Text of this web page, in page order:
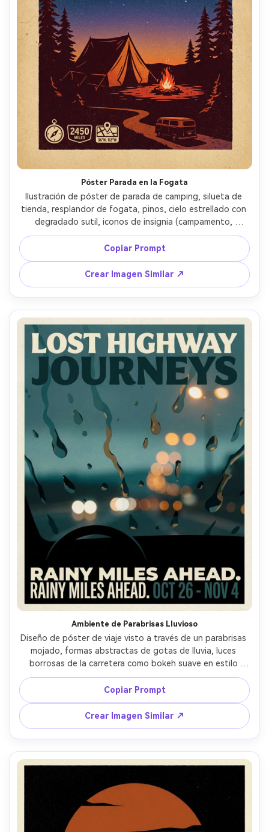
Póster Parada en la Fogata
Ilustración de póster de parada de camping, silueta de
tienda, resplandor de fogata, pinos, cielo estrellado con
degradado sutil, iconos de insignia (campamento,
kilómetros, coordenadas), luces cálidas color brasa sobre
azul profundo, textura de papel e impresión entintada,
título audaz slab-serif con subtítulo estampado, lente
de 85mm, poca profundidad de campo --ar 4:5
Copiar Prompt
Crear Imagen Similar ↗
Ambiente de Parabrisas Lluvioso
Diseño de póster de viaje visto a través de un parabrisas
mojado, formas abstractas de gotas de lluvia, luces
borrosas de la carretera como bokeh suave en estilo
gráfico, paleta azul verdoso y ámbar, silueta minimalista
de tablero abajo, tipografía cinematográfica, textura
mate de impresión, maquetación moderna, lente de
85mm, poca profundidad de campo --ar 4:5
Copiar Prompt
Crear Imagen Similar ↗